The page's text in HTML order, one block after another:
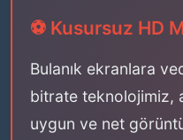
⚽ Kusursuz HD
Bulanık ekranlara
bitrate teknolojimiz,
uygun ve net